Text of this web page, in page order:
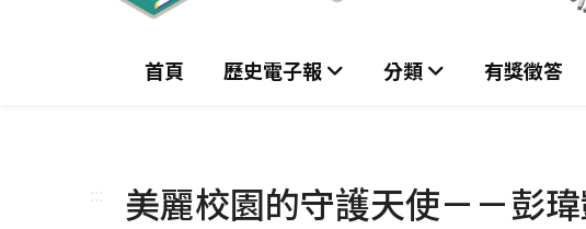
首頁 歷史電子報 分類 有獎徵答
::: 美麗校園的守護天使－－彭